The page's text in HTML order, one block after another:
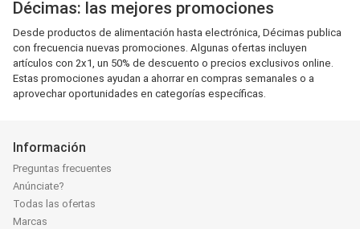
Décimas: las mejores promociones
Desde productos de alimentación hasta electrónica, Décimas publica
con frecuencia nuevas promociones. Algunas ofertas incluyen
artículos con 2x1, un 50% de descuento o precios exclusivos online.
Estas promociones ayudan a ahorrar en compras semanales o a
aprovechar oportunidades en categorías específicas.
Información
Preguntas frecuentes
Anúnciate?
Todas las ofertas
Marcas